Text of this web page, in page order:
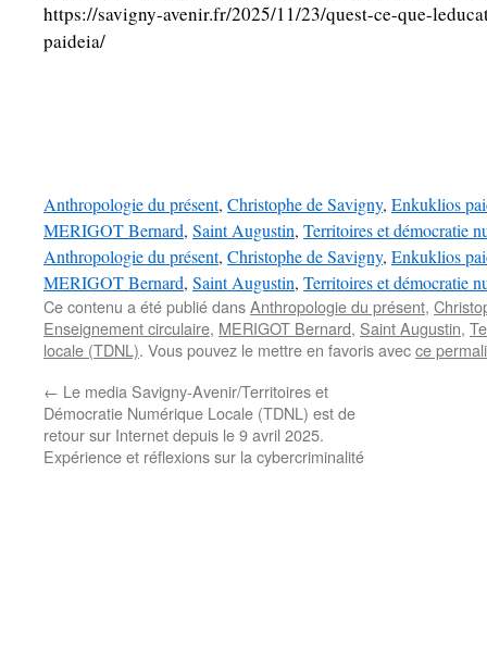
https://savigny-avenir.fr/2025/11/23/quest-ce-que-
paideia/
Anthropologie du présent, Christophe de Savigny, Enkuklios
MERIGOT Bernard, Saint Augustin, Territoires et démocratie
Anthropologie du présent, Christophe de Savigny, Enkuklios
MERIGOT Bernard, Saint Augustin, Territoires et démocratie
Ce contenu a été publié dansAnthropologie du présent,
Enseignement circulaire, MERIGOT Bernard, Saint Augustin,
locale (TDNL). Vous pouvez le mettre en favoris avecce
← Le media Savigny-Avenir/Territoires et
Démocratie Numérique Locale (TDNL) est de
retour sur Internet depuis le 9 avril 2025.
Expérience et réflexions sur la cybercriminalité